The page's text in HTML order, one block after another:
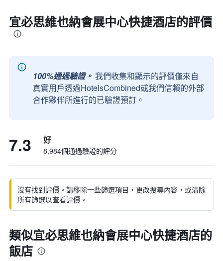
宜必思維也納會展中心快捷酒店的評價
100%通過驗證。 我們收集和顯示的評價僅來自
真實用戶透過HotelsCombined或我們信賴的外部
合作夥伴所進行的已驗證預訂。
7.3 好
8,984個通過驗證的評分
沒有找到評價。請移除一些篩選項目，更改搜尋內容，或清除
所有篩選以查看評價。
類似宜必思維也納會展中心快捷酒店的
飯店